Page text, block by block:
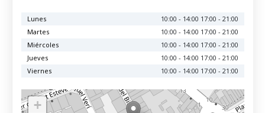
Lunes
10:00 - 14:00 17:00 - 21:00
Martes
10:00 - 14:00 17:00 - 21:00
Miércoles
10:00 - 14:00 17:00 - 21:00
Jueves
10:00 - 14:00 17:00 - 21:00
Viernes
10:00 - 14:00 17:00 - 21:00
+